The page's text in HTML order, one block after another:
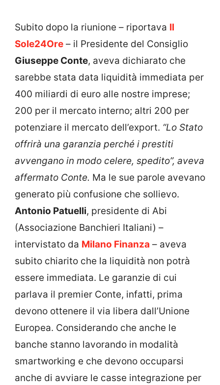
Subito dopo la riunione – riportava Il
Sole24Ore – il Presidente del Consiglio
Giuseppe Conte, aveva dichiarato che
sarebbe stata data liquidità immediata per
400 miliardi di euro alle nostre imprese;
200 per il mercato interno; altri 200 per
potenziare il mercato dell’export. “Lo Stato
offrirà una garanzia perché i prestiti
avvengano in modo celere, spedito”, aveva
affermato Conte. Ma le sue parole avevano
generato più confusione che sollievo.
Antonio Patuelli, presidente di Abi
(Associazione Banchieri Italiani) –
intervistato da Milano Finanza – aveva
subito chiarito che la liquidità non potrà
essere immediata. Le garanzie di cui
parlava il premier Conte, infatti, prima
devono ottenere il via libera dall’Unione
Europea. Considerando che anche le
banche stanno lavorando in modalità
smartworking e che devono occuparsi
anche di avviare le casse integrazione per